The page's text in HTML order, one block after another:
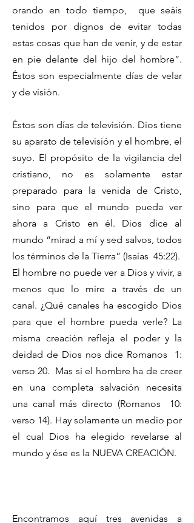
orando en todo tiempo, que seáis
tenidos por dignos de evitar todas
estas cosas que han de venir, y de estar
en pie delante del hijo del hombre”.
Éstos son especialmente días de velar
y de visión.
Éstos son días de televisión. Dios tiene
su aparato de televisión y el hombre, el
suyo. El propósito de la vigilancia del
cristiano, no es solamente estar
preparado para la venida de Cristo,
sino para que el mundo pueda ver
ahora a Cristo en él. Dios dice al
mundo “mirad a mí y sed salvos, todos
los términos de la Tierra” (Isaías 45:22).
El hombre no puede ver a Dios y vivir, a
menos que lo mire a través de un
canal. ¿Qué canales ha escogido Dios
para que el hombre pueda verle? La
misma creación refleja el poder y la
deidad de Dios nos dice Romanos 1:
verso 20. Mas si el hombre ha de creer
en una completa salvación necesita
una canal más directo (Romanos 10:
verso 14). Hay solamente un medio por
el cual Dios ha elegido revelarse al
mundo y ése es la NUEVA CREACIÓN.
Encontramos aquí tres avenidas a